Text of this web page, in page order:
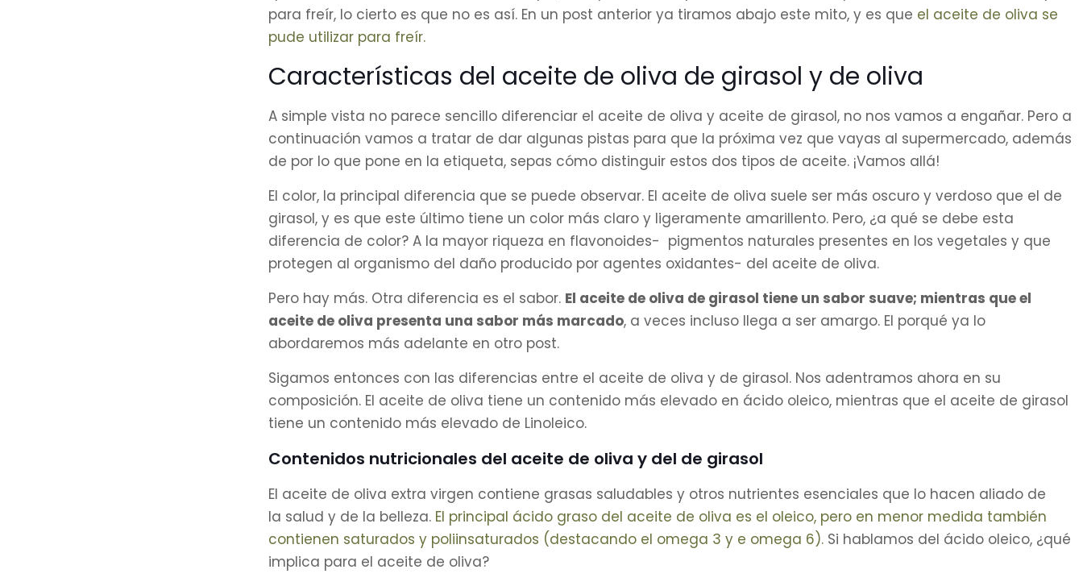
para freír, lo cierto es que no es así. En un post anterior ya tiramos abajo este mito, y es que el aceite de oliva se
pude utilizar para freír.
Características del aceite de oliva de girasol y de oliva
A simple vista no parece sencillo diferenciar el aceite de oliva y aceite de girasol, no nos vamos a engañar. Pero a
continuación vamos a tratar de dar algunas pistas para que la próxima vez que vayas al supermercado, además
de por lo que pone en la etiqueta, sepas cómo distinguir estos dos tipos de aceite. ¡Vamos allá!
El color, la principal diferencia que se puede observar. El aceite de oliva suele ser más oscuro y verdoso que el de
girasol, y es que este último tiene un color más claro y ligeramente amarillento. Pero, ¿a qué se debe esta
diferencia de color? A la mayor riqueza en flavonoides- pigmentos naturales presentes en los vegetales y que
protegen al organismo del daño producido por agentes oxidantes- del aceite de oliva.
Pero hay más. Otra diferencia es el sabor. El aceite de oliva de girasol tiene un sabor suave; mientras que el
aceite de oliva presenta una sabor más marcado, a veces incluso llega a ser amargo. El porqué ya lo
abordaremos más adelante en otro post.
Sigamos entonces con las diferencias entre el aceite de oliva y de girasol. Nos adentramos ahora en su
composición. El aceite de oliva tiene un contenido más elevado en ácido oleico, mientras que el aceite de girasol
tiene un contenido más elevado de Linoleico.
Contenidos nutricionales del aceite de oliva y del de girasol
El aceite de oliva extra virgen contiene grasas saludables y otros nutrientes esenciales que lo hacen aliado de
la salud y de la belleza. El principal ácido graso del aceite de oliva es el oleico, pero en menor medida también
contienen saturados y poliinsaturados (destacando el omega 3 y e omega 6).Si hablamos del ácido oleico, ¿qué
implica para el aceite de oliva?